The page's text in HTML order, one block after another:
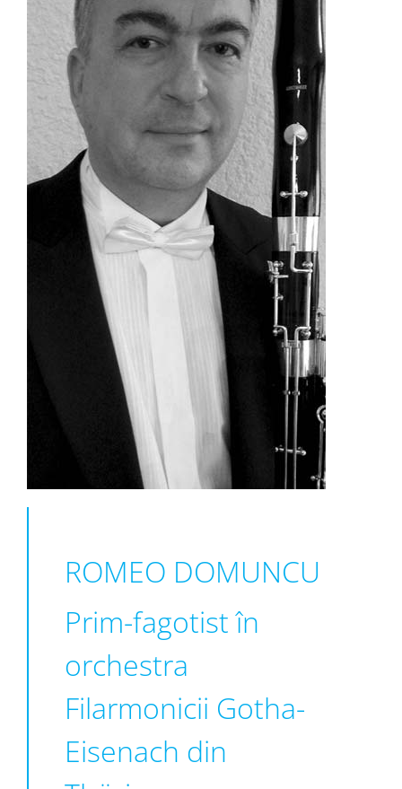
ROMEO DOMUNCU
Prim-fagotist în
orchestra
Filarmonicii Gotha-
Eisenach din